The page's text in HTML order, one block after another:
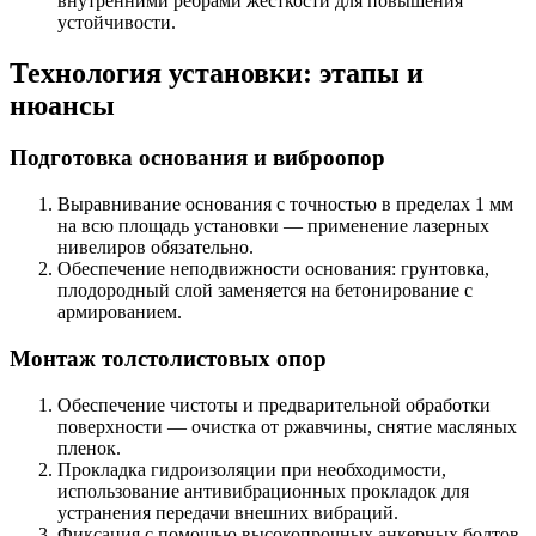
устойчивости.
Технология установки: этапы и
нюансы
Подготовка основания и виброопор
Выравнивание основания с точностью в пределах 1 мм
на всю площадь установки — применение лазерных
нивелиров обязательно.
Обеспечение неподвижности основания: грунтовка,
плодородный слой заменяется на бетонирование с
армированием.
Монтаж толстолистовых опор
Обеспечение чистоты и предварительной обработки
поверхности — очистка от ржавчины, снятие масляных
пленок.
Прокладка гидроизоляции при необходимости,
использование антивибрационных прокладок для
устранения передачи внешних вибраций.